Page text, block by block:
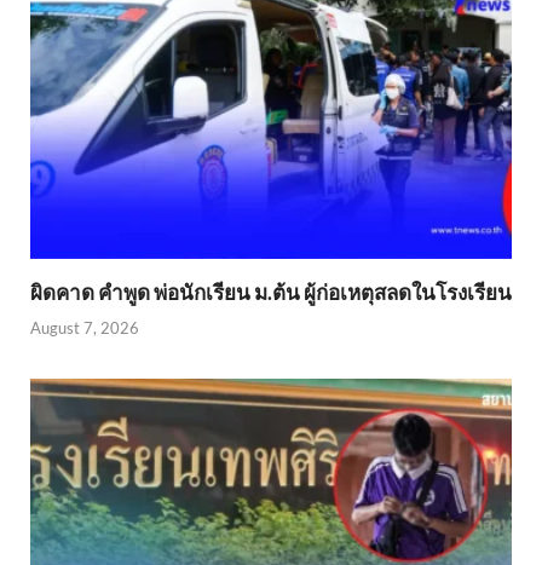
ผิดคาด คำพูด พ่อนักเรียน ม.ต้น ผู้ก่อเหตุสลดในโรงเรียน
August 7, 2026